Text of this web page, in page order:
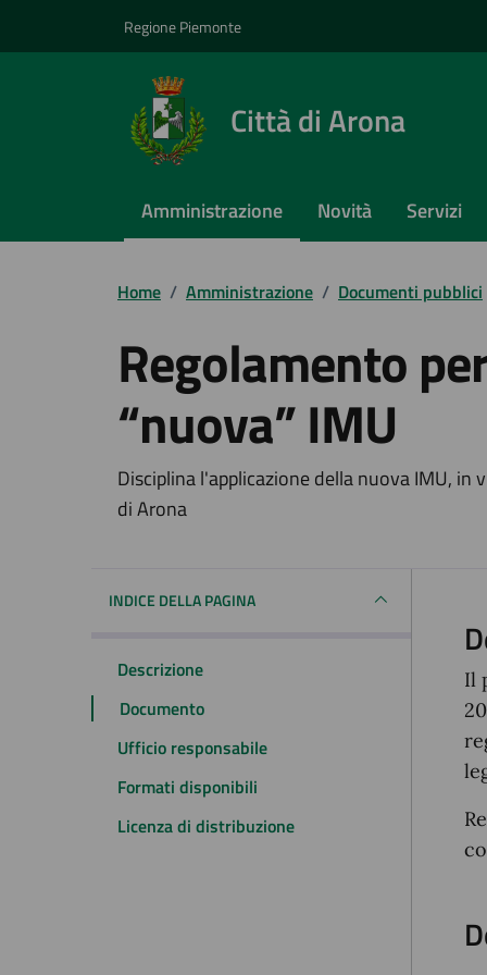
Regione Piemonte
Città di Arona
Amministrazione Novità Servizi
Home / Amministrazione / Documenti pubblici
Regolamento
“nuova” IMU
Dettagli del
Disciplina l'applicazione della nuova IMU,
di Arona
INDICE DELLA PAGINA
Descrizione
Documento
Ufficio responsabile
Formati disponibili
Licenza di distribuzione
Il